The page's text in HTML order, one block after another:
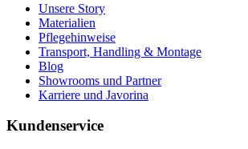
Unsere Story
Materialien
Pflegehinweise
Transport, Handling & Montage
Blog
Showrooms und Partner
Karriere und Javorina
Kundenservice